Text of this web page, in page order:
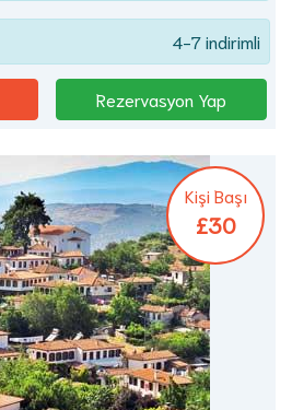
4-7 indirimli
Rezervasyon Yap
Kişi Başı
£30